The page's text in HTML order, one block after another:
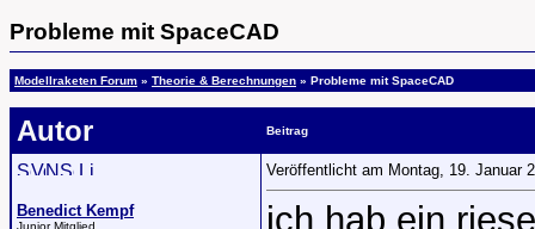
Probleme mit SpaceCAD
Modellraketen Forum » Theorie & Berechnungen » Probleme mit SpaceCAD
Autor Beitrag
Benedict Kempf
Junior Mitglied
Veröffentlicht am Montag, 19.
ich hab ein